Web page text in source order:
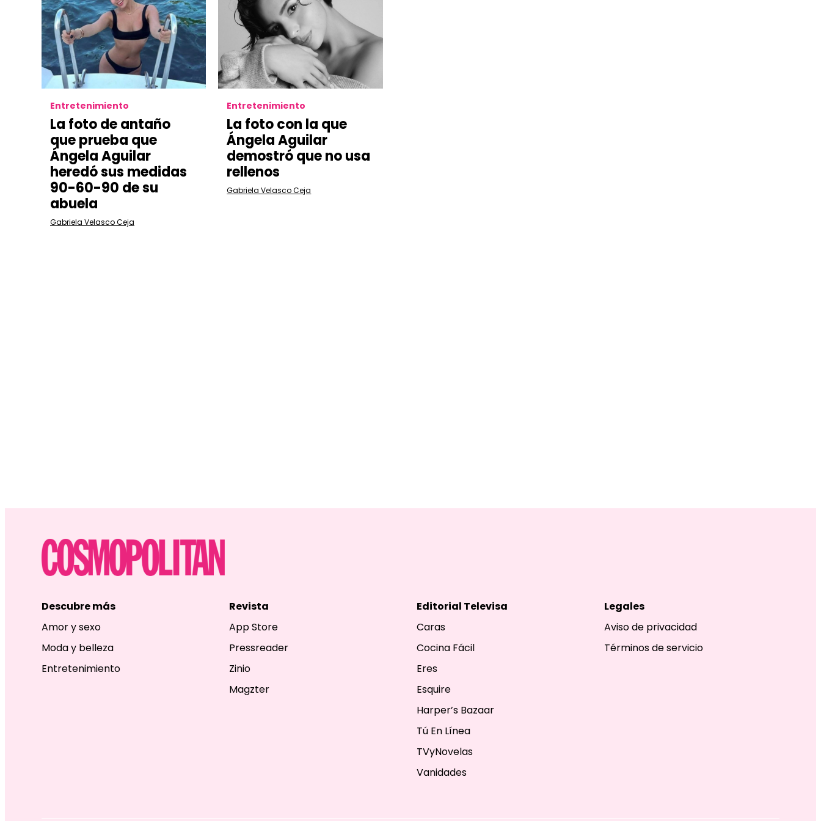
Entretenimiento
La foto de antaño
que prueba que
Ángela Aguilar
heredó sus medidas
90-60-90 de su
abuela
Gabriela Velasco Ceja
Entretenimiento
La foto con la que
Ángela Aguilar
demostró que no usa
rellenos
Gabriela Velasco Ceja
Descubre más
Amor y sexo
Moda y belleza
Entretenimiento
Revista
App Store
Pressreader
Zinio
Magzter
Editorial Televisa
Caras
Cocina Fácil
Eres
Esquire
Harper’s Bazaar
Tú En Línea
TVyNovelas
Vanidades
Legales
Aviso de privacidad
Términos de servicio